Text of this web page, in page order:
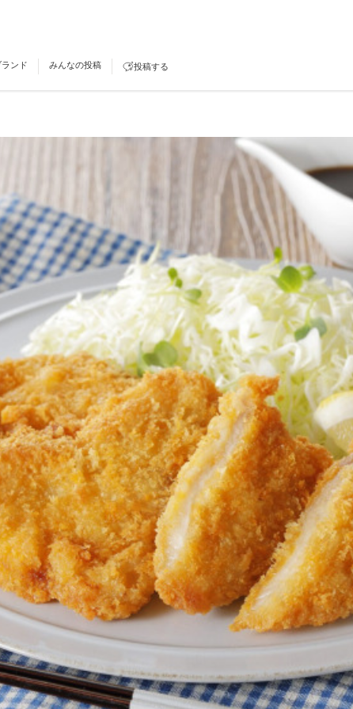
ランド みんなの投稿 投稿する